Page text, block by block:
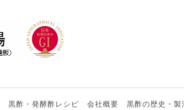
黒酢・発酵酢レシピ 会社概要 黒酢の歴史・製